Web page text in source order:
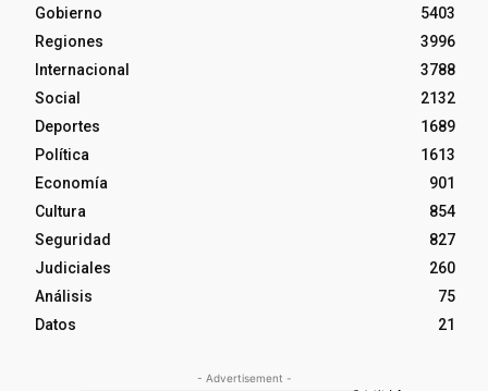
Gobierno
5403
Regiones
3996
Internacional
3788
Social
2132
Deportes
1689
Política
1613
Economía
901
Cultura
854
Seguridad
827
Judiciales
260
Análisis
75
Datos
21
- Advertisement -